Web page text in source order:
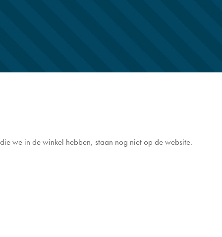
we in de winkel hebben, staan nog niet op de website.